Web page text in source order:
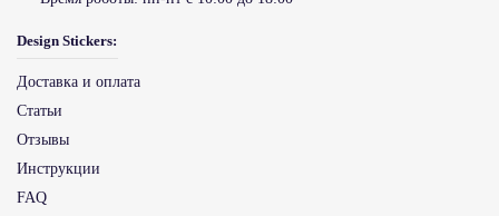
Design Stickers:
Доставка и оплата
Статьи
Отзывы
Инструкции
FAQ